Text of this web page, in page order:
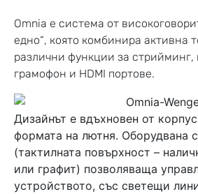
Omnia е система от
едно“, която комбинира активна
различни функции за стрийминг,
грамофон и HDMI портове.
Дизайнът е вдъхновен от
формата на лютня. Оборудвана
(тактилната повърхност –
или графит) позволяваща
устройството, със светещи